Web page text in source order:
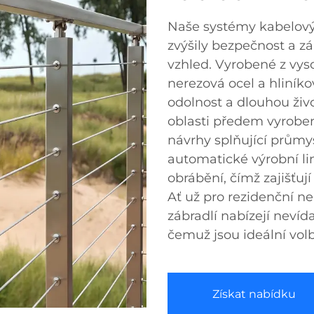
Naše systémy
zvýšily bezpečnost a
vzhled. Vyrobené z
nerezová ocel a
odolnost a dlouhou
oblasti předem
návrhy splňující
automatické výrobní
obrábění, čímž
Ať už pro rezidenční
zábradlí nabízejí
čemuž jsou ideální
Získat nabídku